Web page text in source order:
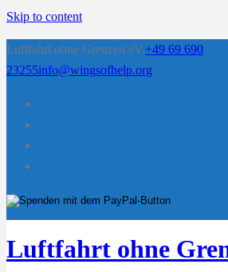
Skip to content
Luftfahrt ohne Grenzen eV.+49 69 690
23255info@wingsofhelp.org
Luftfahrt ohne